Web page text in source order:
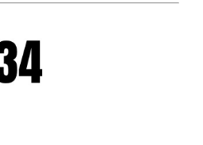
métropolitaine dès l'achat de